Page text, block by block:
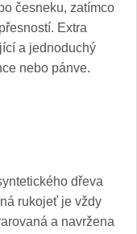
česneku, zatímco
Extra
a jednoduchý
nebo pánve.
dřeva
rukojeť je vždy
a navržena